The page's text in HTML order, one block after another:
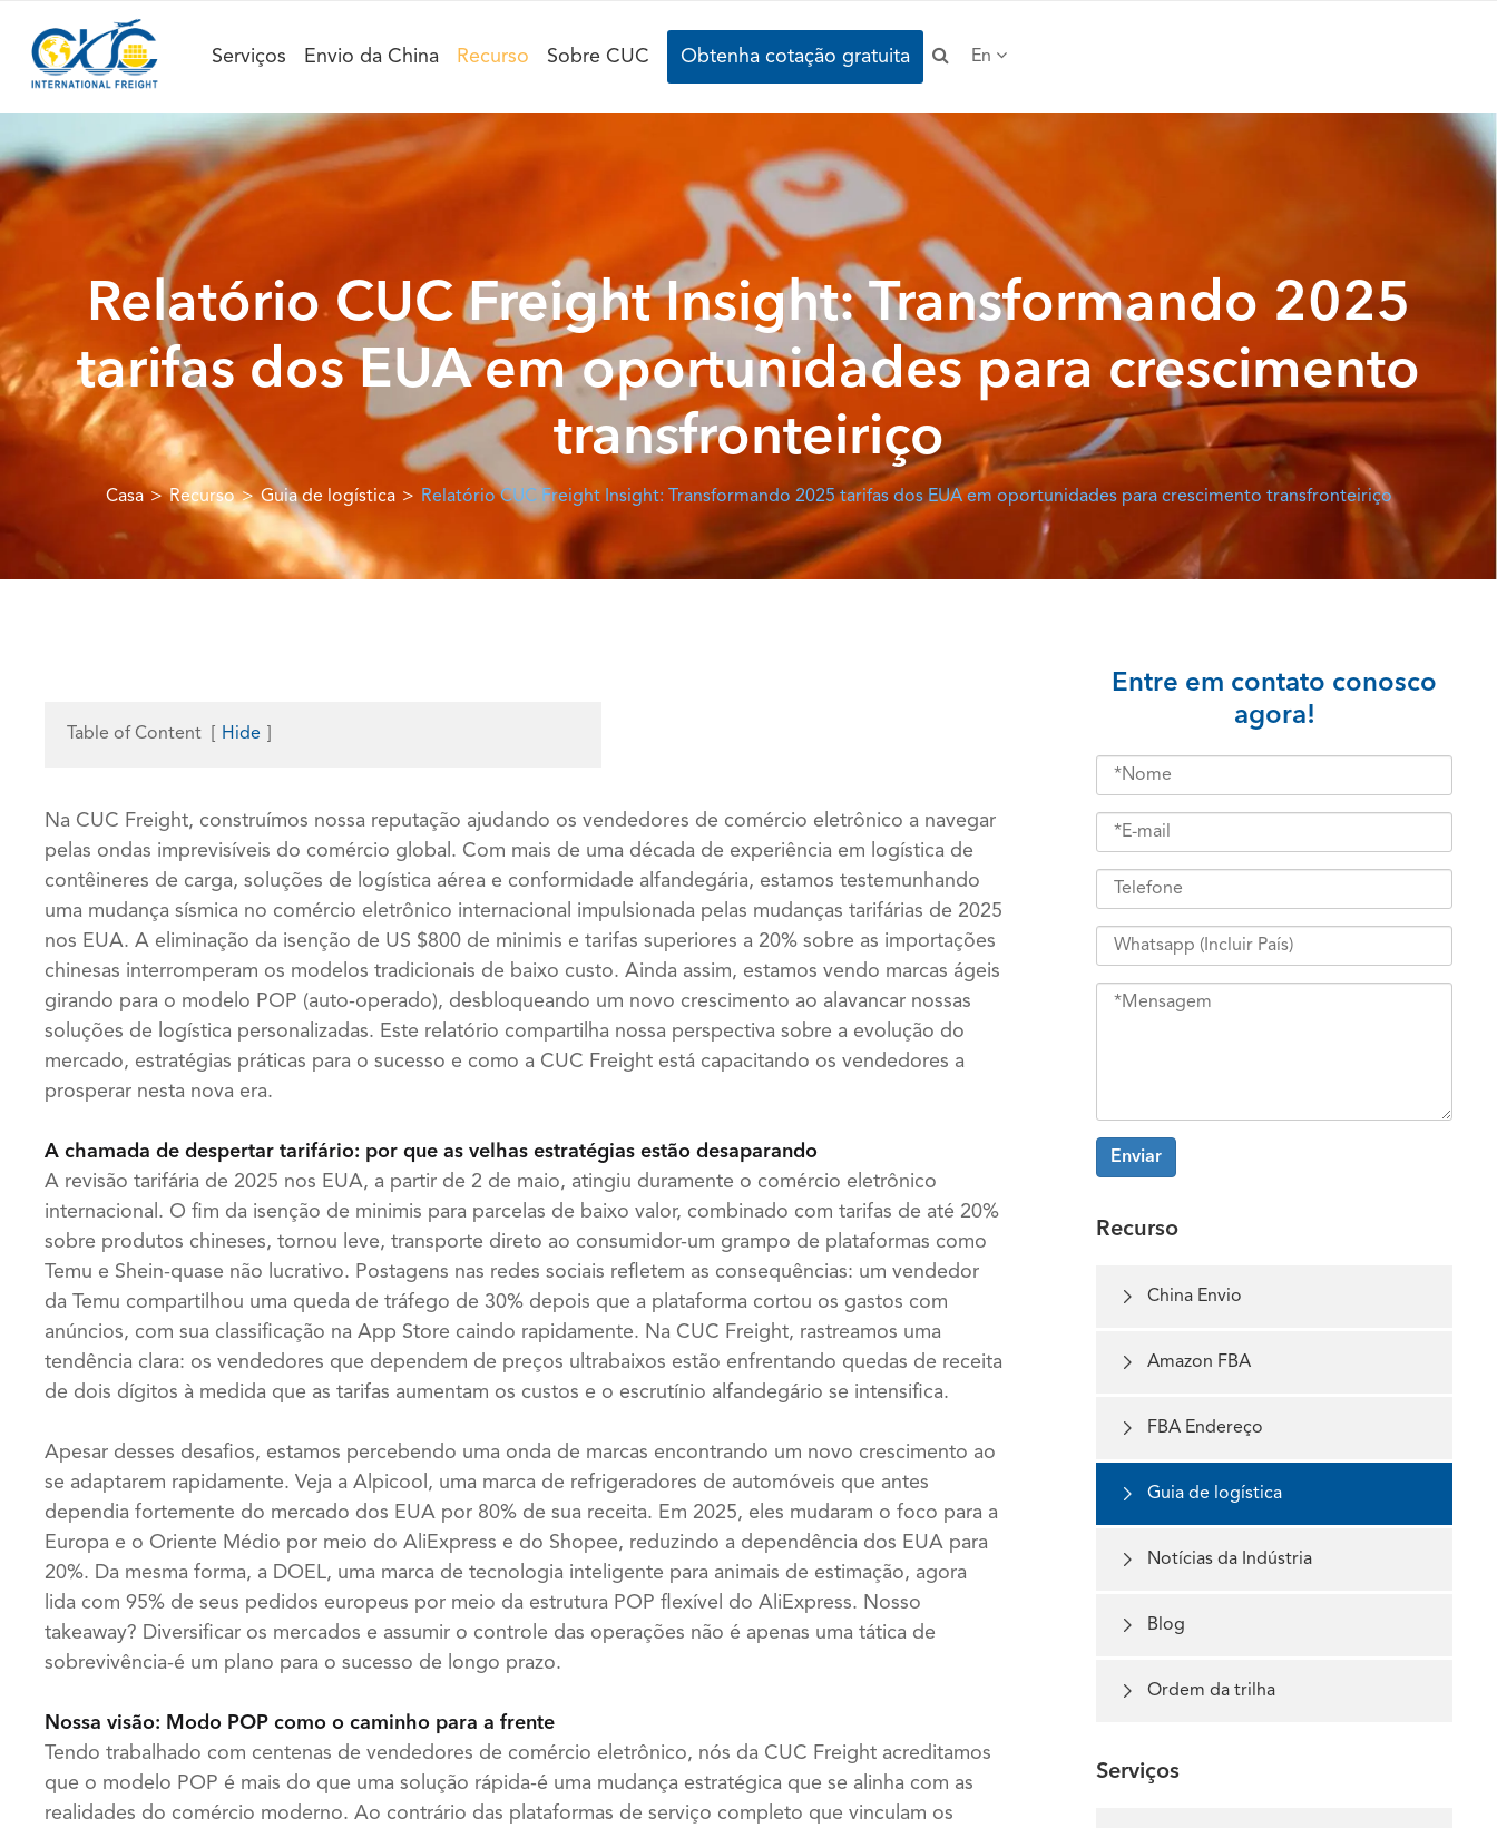
Serviços Envio da China Recurso Sobre CUC Obtenha cotação gratuita En
Relatório CUC Freight Insight: Transformando 2025
tarifas dos EUA em oportunidades para crescimento
transfronteiriço
Casa Recurso Guia de logística Relatório CUC Freight Insight: Transformando 2025 tarifas dos EUA em oportunidades para crescimento transfronteiriço
Table of Content Hide
Na CUC Freight, construímos nossa reputação ajudando os vendedores de comércio eletrônico a navegar
pelas ondas imprevisíveis do comércio global. Com mais de uma década de experiência em logística de
contêineres de carga, soluções de logística aérea e conformidade alfandegária, estamos testemunhando
uma mudança sísmica no comércio eletrônico internacional impulsionada pelas mudanças tarifárias de 2025
nos EUA. A eliminação da isenção de US $800 de minimis e tarifas superiores a 20% sobre as importações
chinesas interromperam os modelos tradicionais de baixo custo. Ainda assim, estamos vendo marcas ágeis
girando para o modelo POP (auto-operado), desbloqueando um novo crescimento ao alavancar nossas
soluções de logística personalizadas. Este relatório compartilha nossa perspectiva sobre a evolução do
mercado, estratégias práticas para o sucesso e como a CUC Freight está capacitando os vendedores a
prosperar nesta nova era.
A chamada de despertar tarifário: por que as velhas estratégias estão desaparando
A revisão tarifária de 2025 nos EUA, a partir de 2 de maio, atingiu duramente o comércio eletrônico
internacional. O fim da isenção de minimis para parcelas de baixo valor, combinado com tarifas de até 20%
sobre produtos chineses, tornou leve, transporte direto ao consumidor-um grampo de plataformas como
Temu e Shein-quase não lucrativo. Postagens nas redes sociais refletem as consequências: um vendedor
da Temu compartilhou uma queda de tráfego de 30% depois que a plataforma cortou os gastos com
anúncios, com sua classificação na App Store caindo rapidamente. Na CUC Freight, rastreamos uma
tendência clara: os vendedores que dependem de preços ultrabaixos estão enfrentando quedas de receita
de dois dígitos à medida que as tarifas aumentam os custos e o escrutínio alfandegário se intensifica.
Apesar desses desafios, estamos percebendo uma onda de marcas encontrando um novo crescimento ao
se adaptarem rapidamente. Veja a Alpicool, uma marca de refrigeradores de automóveis que antes
dependia fortemente do mercado dos EUA por 80% de sua receita. Em 2025, eles mudaram o foco para a
Europa e o Oriente Médio por meio do AliExpress e do Shopee, reduzindo a dependência dos EUA para
20%. Da mesma forma, a DOEL, uma marca de tecnologia inteligente para animais de estimação, agora
lida com 95% de seus pedidos europeus por meio da estrutura POP flexível do AliExpress. Nosso
takeaway? Diversificar os mercados e assumir o controle das operações não é apenas uma tática de
sobrevivência-é um plano para o sucesso de longo prazo.
Nossa visão: Modo POP como o caminho para a frente
Tendo trabalhado com centenas de vendedores de comércio eletrônico, nós da CUC Freight acreditamos
que o modelo POP é mais do que uma solução rápida-é uma mudança estratégica que se alinha com as
realidades do comércio moderno. Ao contrário das plataformas de serviço completo que vinculam os
Entre em contato conosco
agora!
Enviar
Recurso
 China Envio
 Amazon FBA
 FBA Endereço
 Guia de logística
 Notícias da Indústria
 Blog
 Ordem da trilha
Serviços